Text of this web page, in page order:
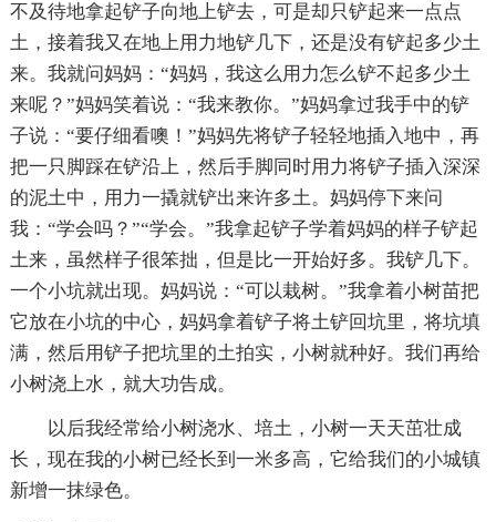
不及待地拿起铲子向地上铲去，可是却只铲起来一点点
土，接着我又在地上用力地铲几下，还是没有铲起多少土
来。我就问妈妈：“妈妈，我这么用力怎么铲不起多少土
来呢？”妈妈笑着说：“我来教你。”妈妈拿过我手中的铲
子说：“要仔细看噢！”妈妈先将铲子轻轻地插入地中，再
把一只脚踩在铲沿上，然后手脚同时用力将铲子插入深深
的泥土中，用力一撬就铲出来许多土。妈妈停下来问
我：“学会吗？”“学会。”我拿起铲子学着妈妈的样子铲起
土来，虽然样子很笨拙，但是比一开始好多。我铲几下。
一个小坑就出现。妈妈说：“可以栽树。”我拿着小树苗把
它放在小坑的中心，妈妈拿着铲子将土铲回坑里，将坑填
满，然后用铲子把坑里的土拍实，小树就种好。我们再给
小树浇上水，就大功告成。
以后我经常给小树浇水、培土，小树一天天茁壮成
长，现在我的小树已经长到一米多高，它给我们的小城镇
新增一抹绿色。